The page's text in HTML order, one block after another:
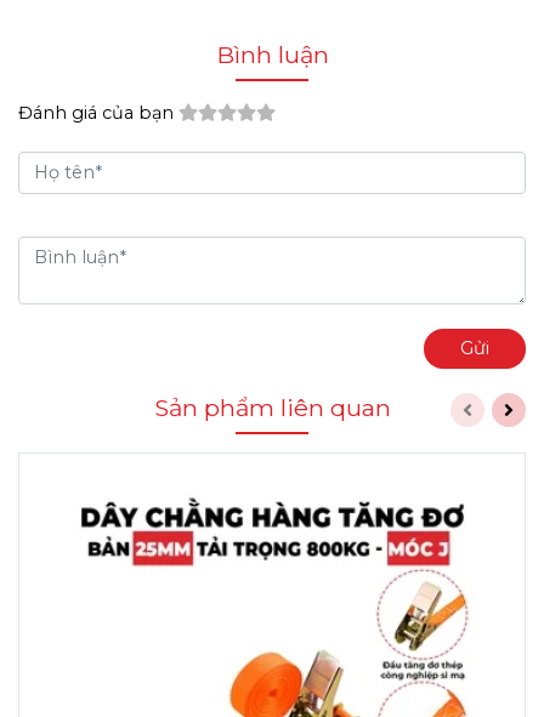
Bình luận
Đánh giá của bạn
Gửi
Sản phẩm liên quan